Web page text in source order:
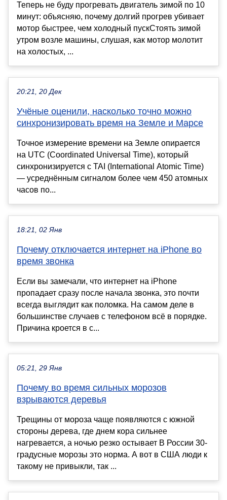
Теперь не буду прогревать двигатель зимой по 10
минут: объясняю, почему долгий прогрев убивает
мотор быстрее, чем холодный пускСтоять зимой
утром возле машины, слушая, как мотор молотит
на холостых, ...
20:21, 20 Дек
Учёные оценили, насколько точно можно
синхронизировать время на Земле и Марсе
Точное измерение времени на Земле опирается
на UTC (Coordinated Universal Time), который
синхронизируется с TAI (International Atomic Time)
— усреднённым сигналом более чем 450 атомных
часов по...
18:21, 02 Янв
Почему отключается интернет на iPhone во
время звонка
Если вы замечали, что интернет на iPhone
пропадает сразу после начала звонка, это почти
всегда выглядит как поломка. На самом деле в
большинстве случаев с телефоном всё в порядке.
Причина кроется в с...
05:21, 29 Янв
Почему во время сильных морозов
взрываются деревья
Трещины от мороза чаще появляются с южной
стороны дерева, где днем кора сильнее
нагревается, а ночью резко остывает В России 30-
градусные морозы это норма. А вот в США люди к
такому не привыкли, так ...